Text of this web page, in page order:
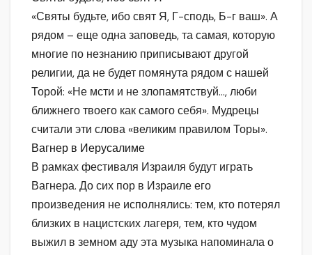
«Святы будьте, ибо свят Я, Г-сподь, Б-г ваш». А
рядом – еще одна заповедь, та самая, которую
многие по незнанию приписывают другой
религии, да не будет помянута рядом с нашей
Торой: «Не мсти и не злопамятствуй…, люби
ближнего твоего как самого себя». Мудрецы
считали эти слова «великим правилом Торы».
Вагнер в Иерусалиме
В рамках фестиваля Израиля будут играть
Вагнера. До сих пор в Израиле его
произведения не исполнялись: тем, кто потерял
близких в нацистских лагеря, тем, кто чудом
выжил в земном аду эта музыка напоминала о